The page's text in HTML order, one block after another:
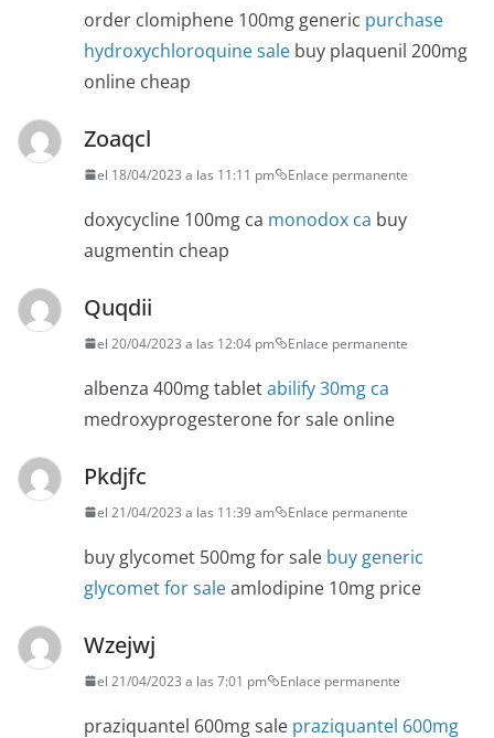
order clomiphene 100mg generic purchase
hydroxychloroquine sale buy plaquenil 200mg
online cheap
Zoaqcl
el 18/04/2023 a las 11:11 pm Enlace permanente
doxycycline 100mg ca monodox ca buy
augmentin cheap
Quqdii
el 20/04/2023 a las 12:04 pm Enlace permanente
albenza 400mg tabletabilify 30mg ca
medroxyprogesterone for sale online
Pkdjfc
el 21/04/2023 a las 11:39 am Enlace permanente
buy glycomet 500mg for sale buy generic
glycomet for saleamlodipine 10mg price
Wzejwj
el 21/04/2023 a las 7:01 pm Enlace permanente
praziquantel 600mg sale praziquantel 600mg